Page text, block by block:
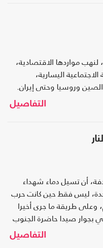
لنهب مواردها الاقتصادية،
اليسارية،
وروسيا وحتى إيران.
التفاصيل
أن تسيل دماء شهداء
ليس فقط حين كانت حرب
وعلى طريقة ما جرى أخيرا
بجوار صيدا حاضرة الجنوب
التفاصيل